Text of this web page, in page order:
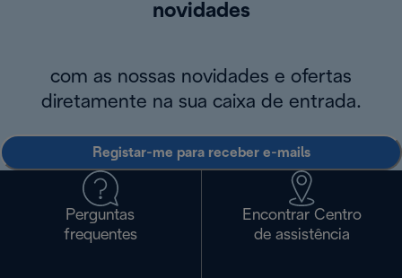
novidades
com as nossas novidades e ofertas
diretamente na sua caixa de entrada.
Registar-me para receber e-mails
Perguntas
frequentes
Encontrar Centro
de assistência